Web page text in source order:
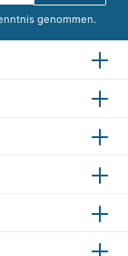
genommen.